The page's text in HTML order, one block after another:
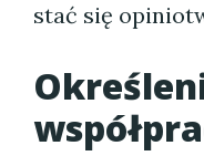
stać się